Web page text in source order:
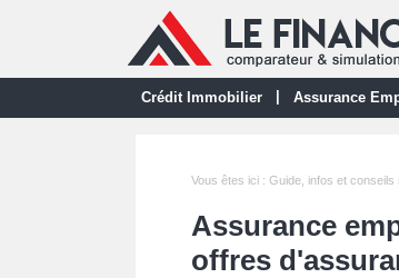
Crédit Immobilier Assurance
Vous êtes ici : Guide, infos et conseils
Assurance
offres